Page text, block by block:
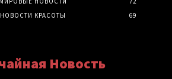
НОВОСТИ КРАСОТЫ
69
Новость